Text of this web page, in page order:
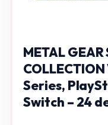
METAL GEAR
COLLECTION
Series,
Switch – 24